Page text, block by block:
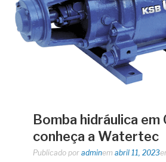
Bomba hidráulica em
conheça a Watertec
Publicado por adminem abril 11, 2023